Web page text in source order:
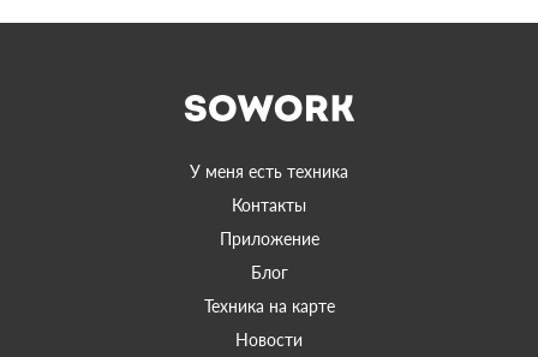
У меня есть техника
Контакты
Приложение
Блог
Техника на карте
Новости